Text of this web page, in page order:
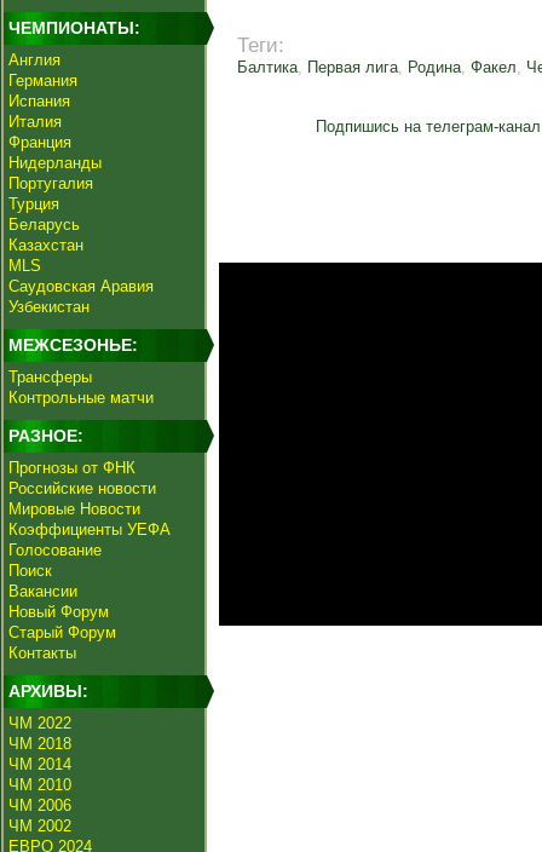
ЧЕМПИОНАТЫ:
Англия
Германия
Испания
Италия
Франция
Нидерланды
Португалия
Турция
Беларусь
Казахстан
MLS
Саудовская Аравия
Узбекистан
МЕЖСЕЗОНЬЕ:
Трансферы
Контрольные матчи
РАЗНОЕ:
Прогнозы от ФНК
Российские новости
Мировые Новости
Коэффициенты УЕФА
Голосование
Поиск
Вакансии
Новый Форум
Старый Форум
Контакты
АРХИВЫ:
ЧМ 2022
ЧМ 2018
ЧМ 2014
ЧМ 2010
ЧМ 2006
ЧМ 2002
ЕВРО 2024
Теги:
Балтика, Первая лига, Родина, Факел,
Подпишись на телеграм-